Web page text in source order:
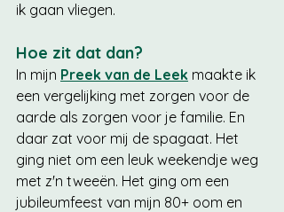
ik gaan vliegen.
Hoe zit dat dan?
In mijn Preek van de Leek maakte ik
een vergelijking met zorgen voor de
aarde als zorgen voor je familie. En
daar zat voor mij de spagaat. Het
ging niet om een leuk weekendje weg
met z'n tweeën. Het ging om een
jubileumfeest van mijn 80+ oom en